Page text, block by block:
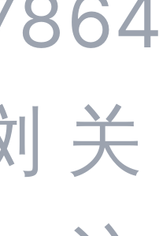
与
化
道
关